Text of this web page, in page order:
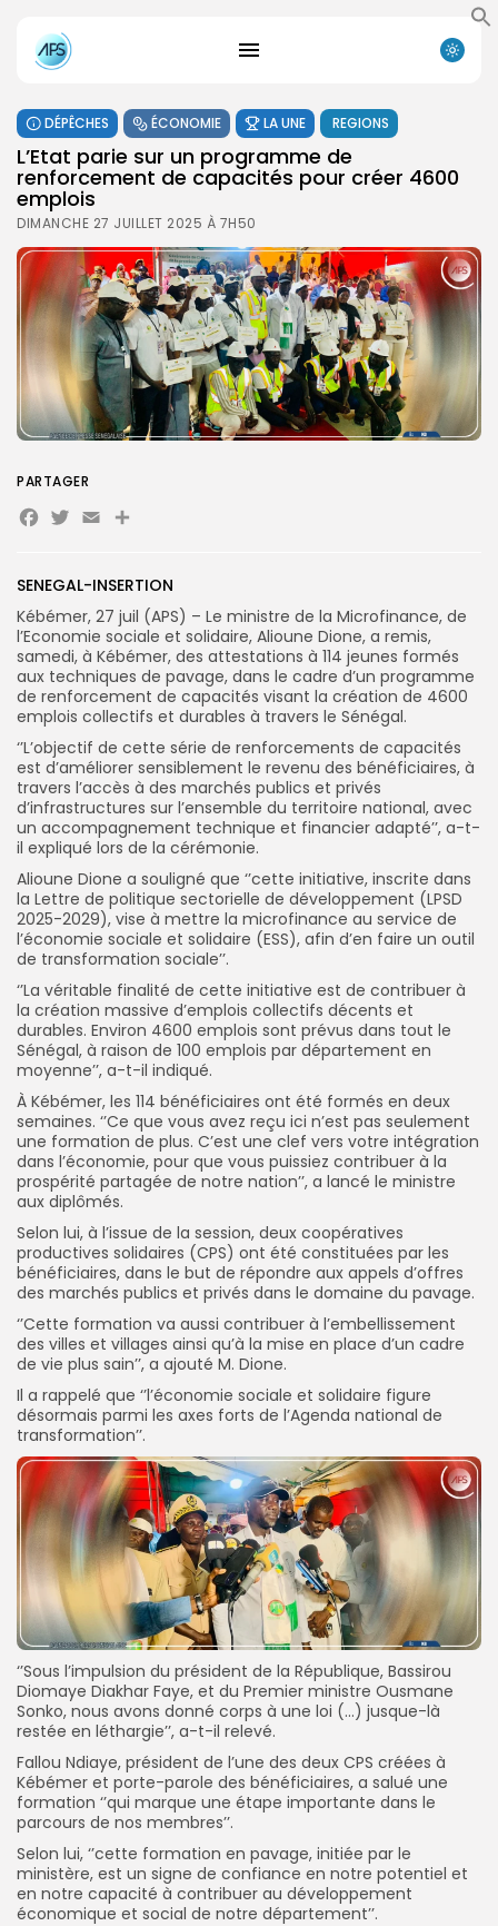
Search
for:
Search
Button
FR
DÉPÊCHES ÉCONOMIE LA UNE REGIONS
L’Etat parie sur un programme de
renforcement de capacités pour créer 4600
emplois
DIMANCHE 27 JUILLET 2025 À 7H50
SENEGAL-INSERTION
Kébémer, 27 juil (APS) – Le ministre de la Microfinance, de
l’Economie sociale et solidaire, Alioune Dione, a remis,
samedi, à Kébémer, des attestations à 114 jeunes formés
aux techniques de pavage, dans le cadre d’un programme
de renforcement de capacités visant la création de 4600
emplois collectifs et durables à travers le Sénégal.
‘’L’objectif de cette série de renforcements de capacités
est d’améliorer sensiblement le revenu des bénéficiaires, à
travers l’accès à des marchés publics et privés
d’infrastructures sur l’ensemble du territoire national, avec
un accompagnement technique et financier adapté’’, a-t-
il expliqué lors de la cérémonie.
Alioune Dione a souligné que ‘’cette initiative, inscrite dans
la Lettre de politique sectorielle de développement (LPSD
2025-2029), vise à mettre la microfinance au service de
l’économie sociale et solidaire (ESS), afin d’en faire un outil
de transformation sociale’’.
‘’La véritable finalité de cette initiative est de contribuer à
la création massive d’emplois collectifs décents et
durables. Environ 4600 emplois sont prévus dans tout le
Sénégal, à raison de 100 emplois par département en
moyenne’’, a-t-il indiqué.
À Kébémer, les 114 bénéficiaires ont été formés en deux
semaines. ‘’Ce que vous avez reçu ici n’est pas seulement
une formation de plus. C’est une clef vers votre intégration
dans l’économie, pour que vous puissiez contribuer à la
prospérité partagée de notre nation’’, a lancé le ministre
aux diplômés.
Selon lui, à l’issue de la session, deux coopératives
productives solidaires (CPS) ont été constituées par les
bénéficiaires, dans le but de répondre aux appels d’offres
des marchés publics et privés dans le domaine du pavage.
‘’Cette formation va aussi contribuer à l’embellissement
des villes et villages ainsi qu’à la mise en place d’un cadre
de vie plus sain’’, a ajouté M. Dione.
Il a rappelé que ‘’l’économie sociale et solidaire figure
désormais parmi les axes forts de l’Agenda national de
transformation’’.
‘’Sous l’impulsion du président de la République, Bassirou
Diomaye Diakhar Faye, et du Premier ministre Ousmane
Sonko, nous avons donné corps à une loi (…) jusque-là
restée en léthargie’’, a-t-il relevé.
Fallou Ndiaye, président de l’une des deux CPS créées à
Kébémer et porte-parole des bénéficiaires, a salué une
formation ‘’qui marque une étape importante dans le
parcours de nos membres’’.
Selon lui, ‘’cette formation en pavage, initiée par le
ministère, est un signe de confiance en notre potentiel et
en notre capacité à contribuer au développement
économique et social de notre département’’.
PARTAGER
Facebook
Twitter
EmailPartager